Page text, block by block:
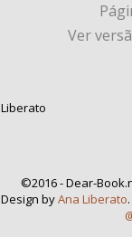
Ver
©2016 - Dear-
Design byAna Liberato